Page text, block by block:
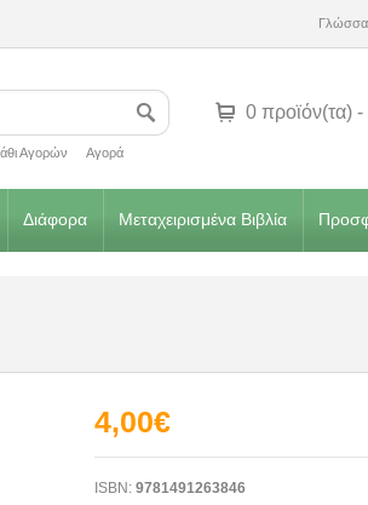
Αγορών Αγορά
0 προϊόν(τα)
Διάφορα Μεταχειρισμένα Βιβλία
4,00€
ISBN: 9781491263846